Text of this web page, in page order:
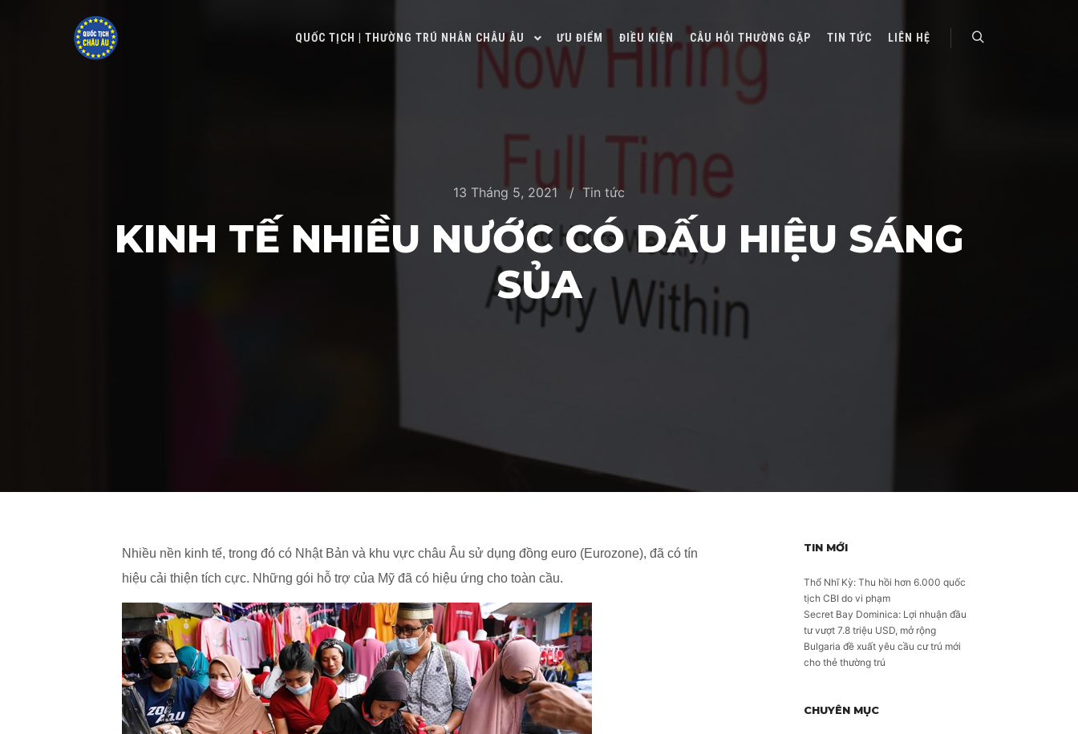
QUỐC TỊCH | THƯỜNG TRÚ NHÂN CHÂU ÂU ƯU ĐIỂM ĐIỀU KIỆN CÂU HỎI THƯỜNG GẶP TIN TỨC LIÊN HỆ
13 Tháng 5, 2021 Tin tức
KINH TẾ NHIỀU NƯỚC CÓ DẤU HIỆU SÁNG
SỦA
Nhiều nền kinh tế, trong đó có Nhật Bản và khu vực châu Âu sử dụng đồng euro (Eurozone), đã có tín
hiệu cải thiện tích cực. Những gói hỗ trợ của Mỹ đã có hiệu ứng cho toàn cầu.
TIN MỚI
Thổ Nhĩ Kỳ: Thu hồi hơn 6.000 quốc
tịch CBI do vi phạm
Secret Bay Dominica: Lợi nhuận đầu
tư vượt 7.8 triệu USD, mở rộng
Bulgaria đề xuất yêu cầu cư trú mới
cho thẻ thường trú
CHUYÊN MỤC